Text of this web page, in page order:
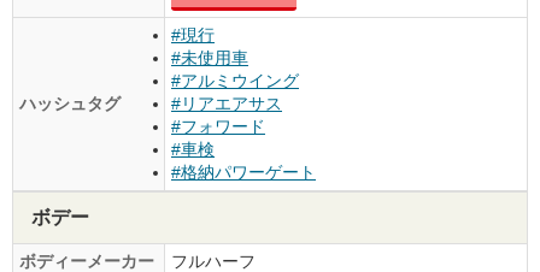
ハッシュタグ
#現行
#未使用車
#アルミウイング
#リアエアサス
#フォワード
#車検
#格納パワーゲート
ボデー
ボディーメーカー
フルハーフ